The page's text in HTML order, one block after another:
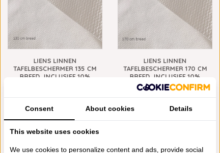
LIENS LINNEN
TAFELBESCHERMER 135 CM
BREED, INCLUSIEF 10%
LIENS LINNEN
TAFELBESCHERMER 170 CM
BREED, INCLUSIEF 10%
KORTING, VANAF
€25,95 €23,35
RONDConsent About cookies Details
This website uses cookies
We use cookies to personalize content and ads, provide social